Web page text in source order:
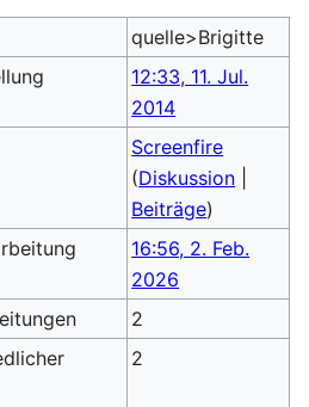
quelle>Brigitte
12:33, 11. Jul.
2014
Screenfire
(Diskussion
Beiträge)
16:56, 2. Feb.
2026
2
2